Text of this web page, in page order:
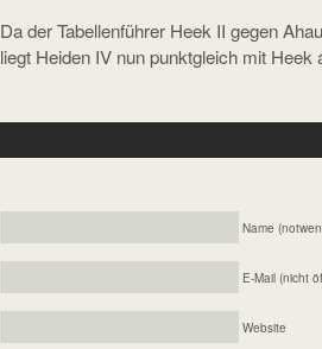
Da der Tabellenführer Heek II gegen
liegt Heiden IV nun punktgleich mit
Name
E-Mail (nicht
Website